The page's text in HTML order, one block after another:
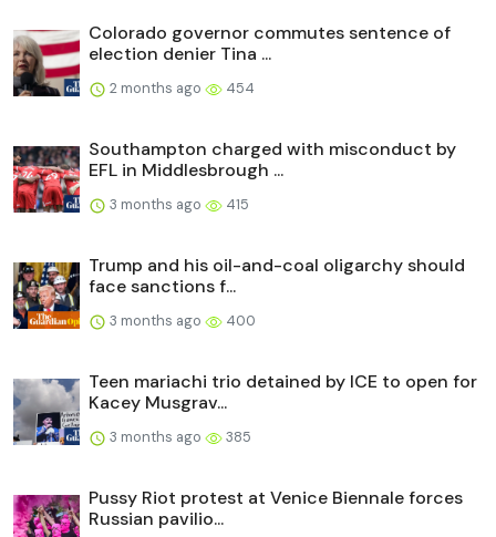
Colorado governor commutes sentence of
election denier Tina ...
2 months ago 454
Southampton charged with misconduct by
EFL in Middlesbrough ...
3 months ago 415
Trump and his oil-and-coal oligarchy should
face sanctions f...
3 months ago 400
Teen mariachi trio detained by ICE to open for
Kacey Musgrav...
3 months ago 385
Pussy Riot protest at Venice Biennale forces
Russian pavilio...